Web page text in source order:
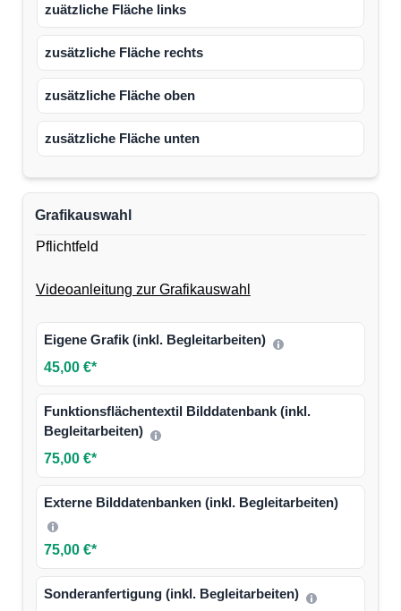
zuätzliche Fläche links
zusätzliche Fläche rechts
zusätzliche Fläche oben
zusätzliche Fläche unten
Grafikauswahl
Pflichtfeld
Videoanleitung zur Grafikauswahl
Eigene Grafik (inkl. Begleitarbeiten)
45,00 €*
Funktionsflächentextil Bilddatenbank (inkl.
Begleitarbeiten)
75,00 €*
Externe Bilddatenbanken (inkl. Begleitarbeiten)
75,00 €*
Sonderanfertigung (inkl. Begleitarbeiten)